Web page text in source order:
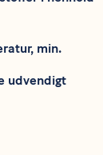
min.
udvendigt